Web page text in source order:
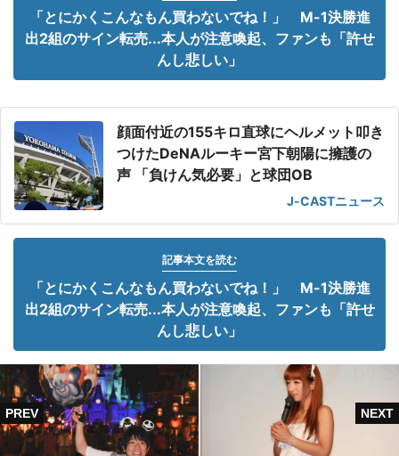
「とにかくこんなもん買わないでね！」 M-1決勝進
出2組のサイン転売...本人が注意喚起、ファンも「許せ
んし悲しい」
顔面付近の155キロ直球にヘルメット叩き
つけたDeNAルーキー宮下朝陽に擁護の
声 「負けん気必要」と球団OB
J-CASTニュース
記事本文を読む
「とにかくこんなもん買わないでね！」 M-1決勝進
出2組のサイン転売...本人が注意喚起、ファンも「許せ
んし悲しい」